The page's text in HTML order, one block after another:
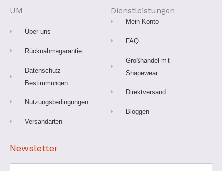
s
t
UM
Über uns
Rücknahmegarantie
Datenschutz-
Bestimmungen
Nutzungsbedingungen
Versandarten
Dienstleistungen
Mein Konto
FAQ
Großhandel mit
Shapewear
Direktversand
Bloggen
Newsletter
Name